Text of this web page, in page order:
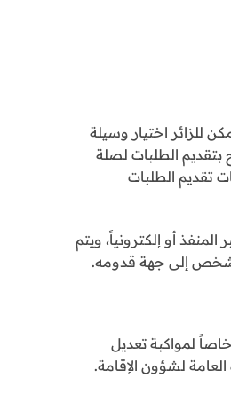
للزائر اختيار وسيلة
بتقديم الطلبات لصلة
تقديم الطلبات
أو إلكترونياً، ويتم
الشخص إلى جهة قدومه.
لمواكبة تعديل
لشؤون الإقامة.